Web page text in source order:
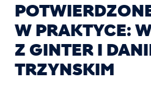
W PRAKTYCE:
Z GINTER I
TRZYNSKIM